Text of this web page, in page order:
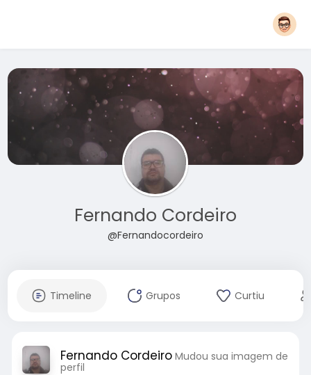
Fernando Cordeiro
@Fernandocordeiro
Timeline Grupos Curtiu
Fernando Cordeiro Mudou sua imagem de
perfil